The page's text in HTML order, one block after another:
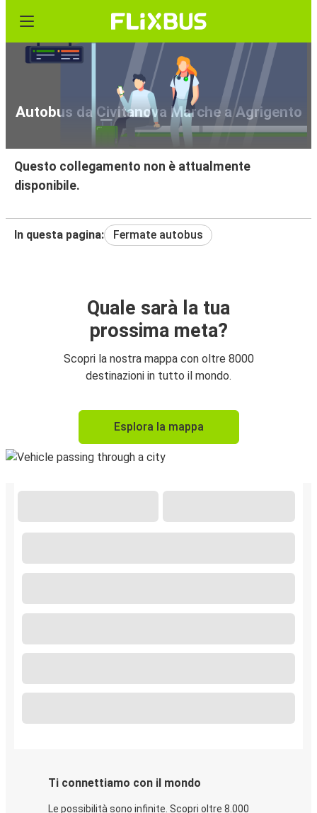
Autobus da Civitanova Marche a Agrigento
Questo collegamento non è attualmente
disponibile.
In questa pagina: Fermate autobus
Quale sarà la tua
prossima meta?
Scopri la nostra mappa con oltre 8000
destinazioni in tutto il mondo.
Esplora la mappa
Ti connettiamo con il mondo
Le possibilità sono infinite. Scopri oltre 8.000